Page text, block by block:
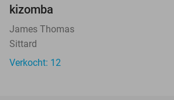
kizomba
James Thomas
Sittard
Verkocht: 12